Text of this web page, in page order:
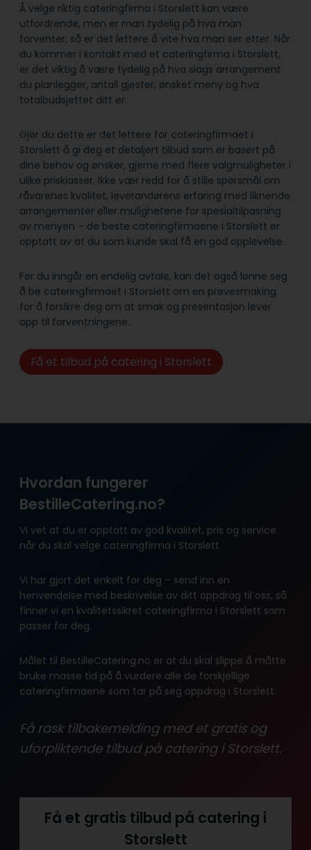
Å velge riktig cateringfirma i Storslett kan være
utfordrende, men er man tydelig på hva man
forventer, så er det lettere å vite hva man ser etter. Når
du kommer i kontakt med et cateringfirma i Storslett,
er det viktig å være tydelig på hva slags arrangement
du planlegger, antall gjester, ønsket meny og hva
totalbudsjettet ditt er.
Gjør du dette er det lettere for cateringfirmaet i
Storslett å gi deg et detaljert tilbud som er basert på
dine behov og ønsker, gjerne med flere valgmuligheter i
ulike prisklasser. Ikke vær redd for å stille spørsmål om
råvarenes kvalitet, leverandørens erfaring med liknende
arrangementer eller mulighetene for spesialtilpasning
av menyen – de beste cateringfirmaene i Storslett er
opptatt av at du som kunde skal få en god opplevelse.
Før du inngår en endelig avtale, kan det også lønne seg
å be cateringfirmaet i Storslett om en prøvesmaking
for å forsikre deg om at smak og presentasjon lever
opp til forventningene.
Få et tilbud på catering i Storslett
Hvordan fungerer
BestilleCatering.no?
Vi vet at du er opptatt av god kvalitet, pris og service
når du skal velge cateringfirma i Storslett.
Vi har gjort det enkelt for deg – send inn en
henvendelse med beskrivelse av ditt oppdrag til oss, så
finner vi en kvalitetssikret cateringfirma i Storslett som
passer for deg.
Målet til BestilleCatering.no er at du skal slippe å måtte
bruke masse tid på å vurdere alle de forskjellige
cateringfirmaene som tar på seg oppdrag i Storslett.
Få rask tilbakemelding med et gratis og
uforpliktende tilbud på catering i Storslett.
Få et gratis tilbud på catering i
Storslett